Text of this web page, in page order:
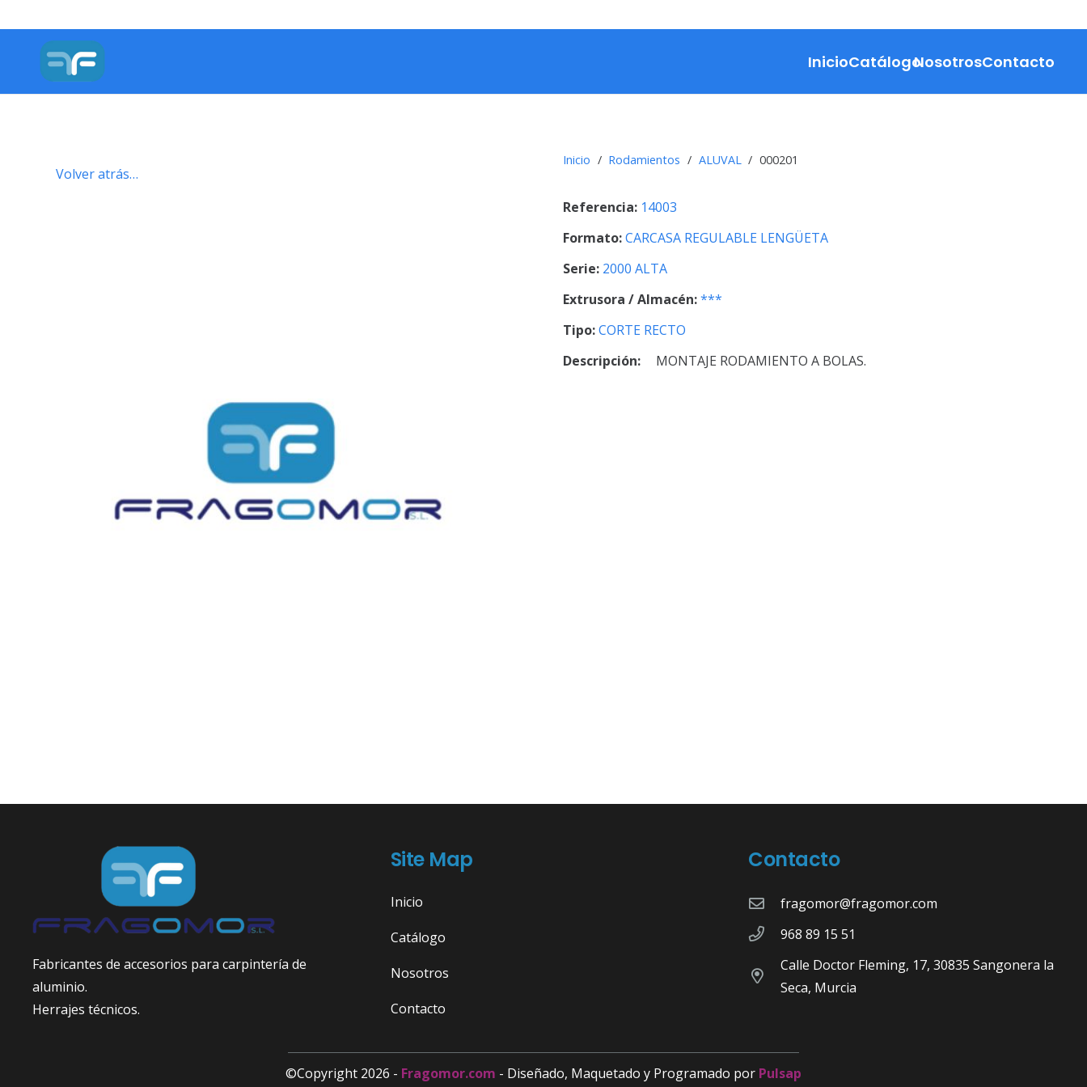
InicioCatálogoNosotrosContacto
Volver atrás…
Inicio / Rodamientos / ALUVAL / 000201
Referencia: 14003
Formato:CARCASA REGULABLE LENGÜETA
Serie: 2000 ALTA
Extrusora / Almacén:***
Tipo:CORTE RECTO
Descripción:
MONTAJE RODAMIENTO A BOLAS.
Fabricantes de accesorios para carpintería de
aluminio.
Herrajes técnicos.
Site Map
Inicio
Catálogo
Nosotros
Contacto
Contacto
fragomor@fragomor.com
968 89 15 51
Calle Doctor Fleming, 17, 30835 Sangonera la
Seca, Murcia
©Copyright 2026 - Fragomor.com - Diseñado, Maquetado y Programado por Pulsap